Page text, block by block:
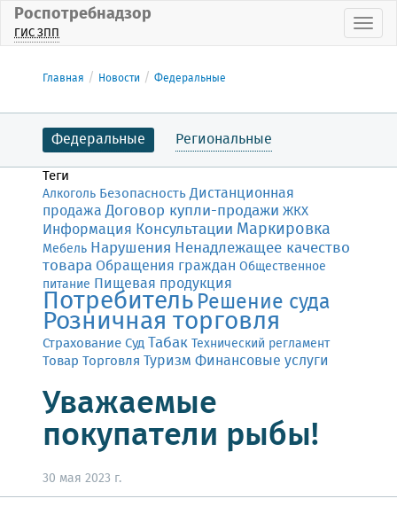
Роспотребнадзор
ГИС ЗПП
Главная Новости Федеральные
Федеральные Региональные
Теги
Алкоголь БезопасностьДистанционная
продажа Договор купли-продажи ЖКХ
Информация Консультации Маркировка
Мебель Нарушения Ненадлежащее качество
товара Обращения граждан Общественное
питание Пищевая продукция
ПотребительРешение суда
Розничная торговля
СтрахованиеСудТабакТехнический регламент
Товар Торговля Туризм Финансовые услуги
Уважаемые
покупатели рыбы!
30 мая 2023 г.